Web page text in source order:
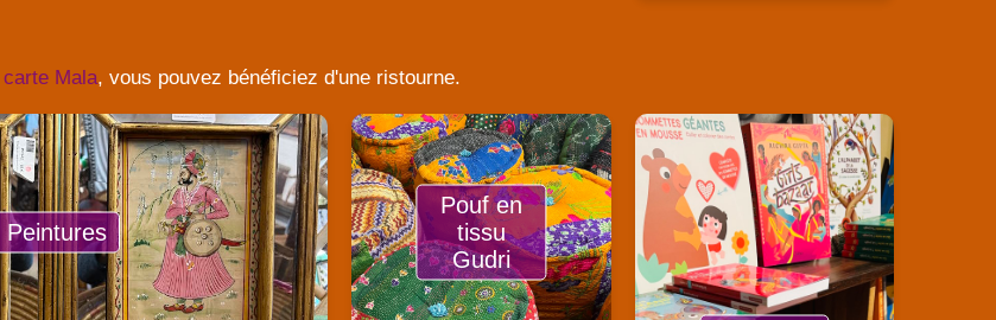
carte Mala, vous pouvez bénéficiez d'une ristourne.
Peintures
Pouf en
tissu
Gudri